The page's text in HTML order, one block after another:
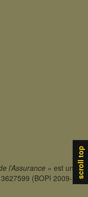
l’Assurance » est une
(BOPI 2009- scroll top